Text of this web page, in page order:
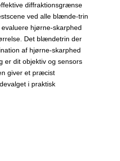
diffraktionsgrænse
ved alle blænde-trin
hjørne-skarphed
Det blændetrin der
af hjørne-skarphed
er dit objektiv og sensors
giver et præcist
i praktisk